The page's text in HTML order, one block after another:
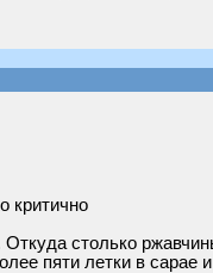
критично
столько
пяти летки в